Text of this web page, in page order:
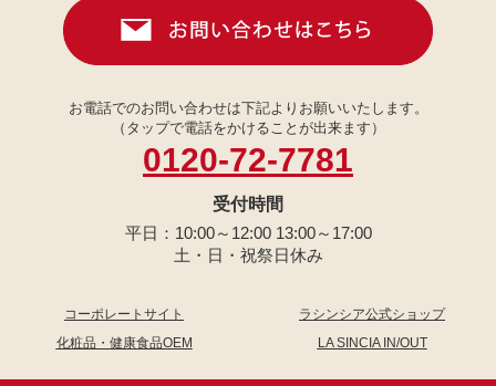
お電話でのお問い合わせは下記よりお願いいたします。
（タップで電話をかけることが出来ます）
0120-72-7781
受付時間
平日：10:00～12:00 13:00～17:00
土・日・祝祭日休み
コーポレートサイト
ラシンシア公式ショップ
化粧品・健康食品OEM
LA SINCIA IN/OUT